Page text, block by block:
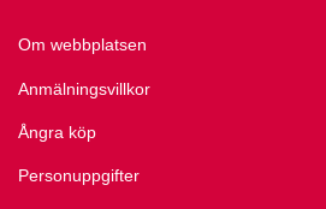
Om webbplatsen
Anmälningsvillkor
Ångra köp
Personuppgifter